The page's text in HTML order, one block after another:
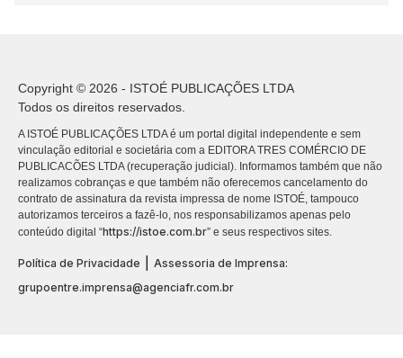
Copyright © 2026 - ISTOÉ PUBLICAÇÕES LTDA
Todos os direitos reservados.
A ISTOÉ PUBLICAÇÕES LTDA é um portal digital independente e sem
vinculação editorial e societária com a EDITORA TRES COMÉRCIO DE
PUBLICACÕES LTDA (recuperação judicial). Informamos também que não
realizamos cobranças e que também não oferecemos cancelamento do
contrato de assinatura da revista impressa de nome ISTOÉ, tampouco
autorizamos terceiros a fazê-lo, nos responsabilizamos apenas pelo
conteúdo digital “https://istoe.com.br” e seus respectivos sites.
Política de Privacidade
Assessoria de Imprensa:
grupoentre.imprensa@agenciafr.com.br